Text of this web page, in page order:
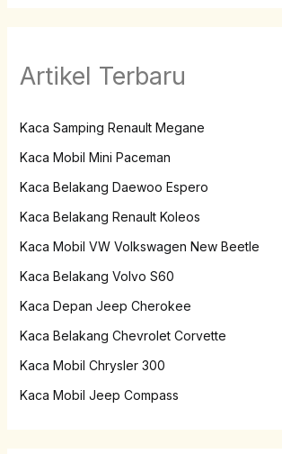
Artikel Terbaru
Kaca Samping Renault Megane
Kaca Mobil Mini Paceman
Kaca Belakang Daewoo Espero
Kaca Belakang Renault Koleos
Kaca Mobil VW Volkswagen New Beetle
Kaca Belakang Volvo S60
Kaca Depan Jeep Cherokee
Kaca Belakang Chevrolet Corvette
Kaca Mobil Chrysler 300
Kaca Mobil Jeep Compass